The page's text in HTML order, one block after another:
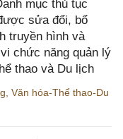
mục thủ tục
sửa đổi, bổ
truyền hình và
chức năng quản lý
thao và Du lịch
Văn hóa-Thể thao-Du